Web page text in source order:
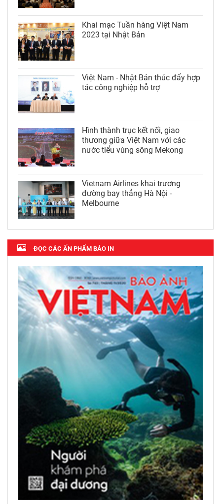
Khai mạc Tuần hàng Việt Nam
2023 tại Nhật Bản
Việt Nam - Nhật Bản thúc đẩy hợp
tác công nghiệp hỗ trợ
Hình thành trục kết nối, giao
thương giữa Việt Nam với các
nước tiểu vùng sông Mekong
Vietnam Airlines khai trương
đường bay thẳng Hà Nội -
Melbourne
ĐỌC CÁC ẤN PHẨM BÁO IN